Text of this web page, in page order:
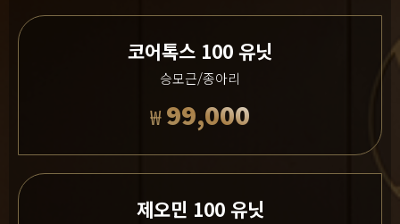
코어톡스 100 유닛
승모근/종아리
₩99,000
제오민 100 유닛